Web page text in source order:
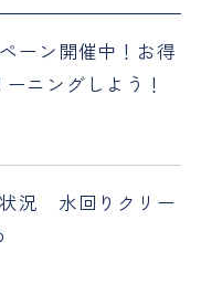
ーン開催中！お得
ニングしよう！
況 水回りクリー